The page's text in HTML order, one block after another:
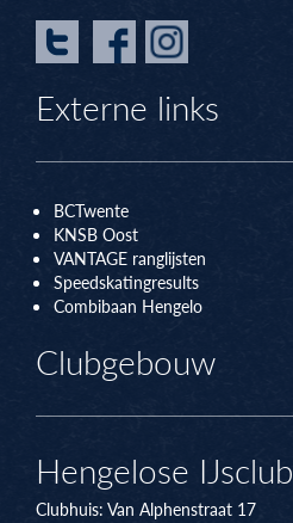
Externe links
BCTwente
KNSB Oost
VANTAGE ranglijsten
Speedskatingresults
Combibaan Hengelo
Clubgebouw
Hengelose IJsclub
Clubhuis: Van Alphenstraat 17